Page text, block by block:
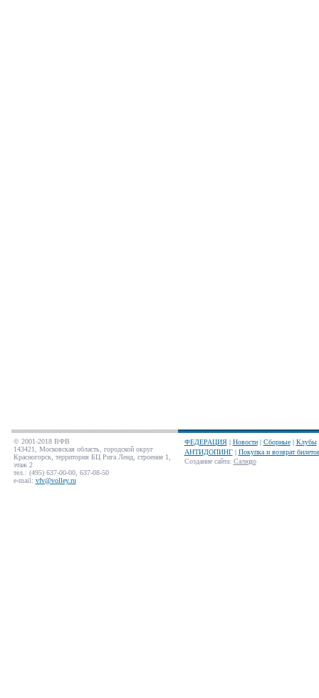
© 2001-2018 ВФВ
143421, Московская область, городской округ
Красногорск, территория БЦ Рига Ленд, строение 1,
этаж 2
тел.: (495) 637-00-00, 637-08-50
e-mail: vfv@volley.ru
ФЕДЕРАЦИЯ| Новости| Сборные| Клубы
АНТИДОПИНГ| Покупка и возврат
Создание сайта: Салюдо